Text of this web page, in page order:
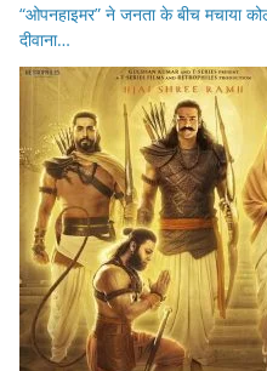
“ओपनहाइमर” ने जनता के बीच मचाया
दीवाना…